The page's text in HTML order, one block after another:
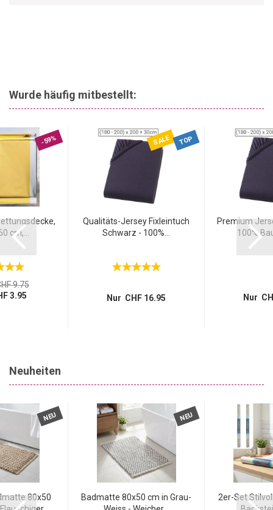
Wurde häufig mitbestellt:
-59%
cm,...
9.75
3.95
SALE TOP
Qualitäts-Jersey Fixleintuch
Schwarz - 100%...
Nur CHF 16.95
Premium
100%
Nur
Neuheiten
NEU
80x50
NEU
Badmatte 80x50 cm in Grau-
2er-Set